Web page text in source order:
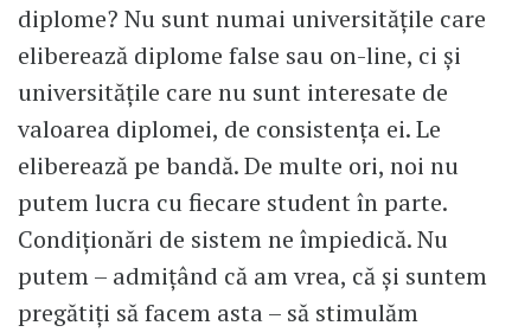
diplome? Nu sunt numai universitățile care
eliberează diplome false sau on-line, ci și
universitățile care nu sunt interesate de
valoarea diplomei, de consistența ei. Le
eliberează pe bandă. De multe ori, noi nu
putem lucra cu fiecare student în parte.
Condiționări de sistem ne împiedică. Nu
putem – admițând că am vrea, că și suntem
pregătiți să facem asta – să stimulăm